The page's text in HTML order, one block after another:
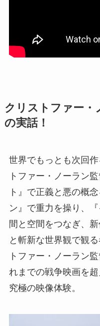
クリストファー・
の実話！
世界でもっとも次回
トファー・ノーラン
ト』で正義と悪の概
ン』で重力を操り、
間と空間をつなぎ、
と斬新な世界観で観
トファー・ノーラン
れまでの戦争映画を
究極の映像体験。